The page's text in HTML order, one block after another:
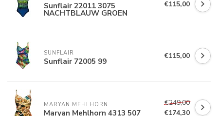
Sunflair 22011 3075
NACHTBLAUW GROEN
€115,00
SUNFLAIR
Sunflair 72005 99 €115,00
MARYAN MEHLHORN
Maryan Mehlhorn 4313 507
€249,00
€174,30